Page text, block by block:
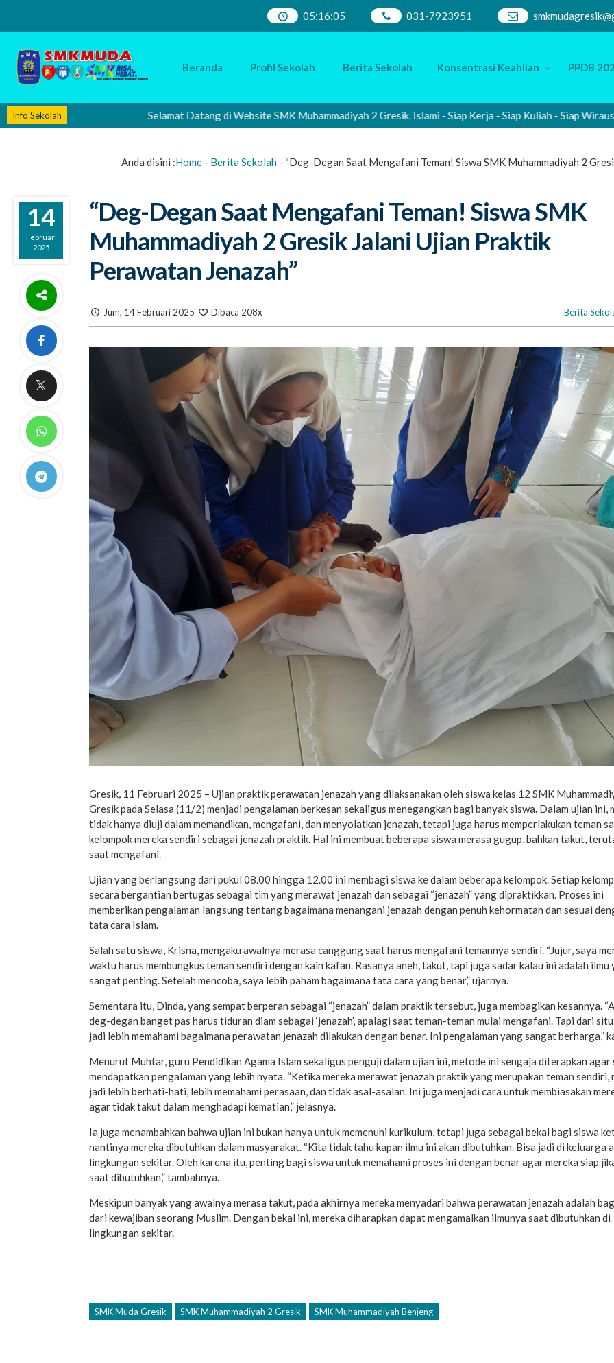
05:16:06 031-7923951
Beranda Profil Sekolah Berita Sekolah Konsentrasi Keahlian PPDB
Info Sekolah Selamat Datang di Website SMK Muhammadiyah 2 Gresik. Islami - Siap Kerja - Siap Kuliah - Siap Wirausaha
Anda disini :Home- Berita Sekolah- “Deg-Degan Saat Mengafani Teman! Siswa SMK Muhammadiyah 2
14
Februari
2025
“Deg-Degan Saat Mengafani Teman! Siswa SMK
Muhammadiyah 2 Gresik Jalani Ujian Praktik
Perawatan Jenazah”
Jum, 14 Februari 2025 Dibaca 208x Berita
Gresik, 11 Februari 2025 – Ujian praktik perawatan jenazah yang dilaksanakan oleh siswa kelas 12 SMK
Gresik pada Selasa (11/2) menjadi pengalaman berkesan sekaligus menegangkan bagi banyak siswa. Dalam ujian ini,
tidak hanya diuji dalam memandikan, mengafani, dan menyolatkan jenazah, tetapi juga harus memperlakukan teman
kelompok mereka sendiri sebagai jenazah praktik. Hal ini membuat beberapa siswa merasa gugup, bahkan takut,
saat mengafani.
Ujian yang berlangsung dari pukul 08.00 hingga 12.00 ini membagi siswa ke dalam beberapa kelompok. Setiap
secara bergantian bertugas sebagai tim yang merawat jenazah dan sebagai “jenazah” yang dipraktikkan. Proses ini
memberikan pengalaman langsung tentang bagaimana menangani jenazah dengan penuh kehormatan dan sesuai
tata cara Islam.
Salah satu siswa, Krisna, mengaku awalnya merasa canggung saat harus mengafani temannya sendiri. “Jujur, saya
waktu harus membungkus teman sendiri dengan kain kafan. Rasanya aneh, takut, tapi juga sadar kalau ini adalah ilmu
sangat penting. Setelah mencoba, saya lebih paham bagaimana tata cara yang benar,” ujarnya.
Sementara itu, Dinda, yang sempat berperan sebagai “jenazah” dalam praktik tersebut, juga membagikan kesannya.
deg-degan banget pas harus tiduran diam sebagai ‘jenazah’, apalagi saat teman-teman mulai mengafani. Tapi dari
jadi lebih memahami bagaimana perawatan jenazah dilakukan dengan benar. Ini pengalaman yang sangat berharga,”
Menurut Muhtar, guru Pendidikan Agama Islam sekaligus penguji dalam ujian ini, metode ini sengaja diterapkan agar
mendapatkan pengalaman yang lebih nyata. “Ketika mereka merawat jenazah praktik yang merupakan teman sendiri,
jadi lebih berhati-hati, lebih memahami perasaan, dan tidak asal-asalan. Ini juga menjadi cara untuk membiasakan
agar tidak takut dalam menghadapi kematian,” jelasnya.
Ia juga menambahkan bahwa ujian ini bukan hanya untuk memenuhi kurikulum, tetapi juga sebagai bekal bagi siswa
nantinya mereka dibutuhkan dalam masyarakat. “Kita tidak tahu kapan ilmu ini akan dibutuhkan. Bisa jadi di keluarga
lingkungan sekitar. Oleh karena itu, penting bagi siswa untuk memahami proses ini dengan benar agar mereka siap
saat dibutuhkan,” tambahnya.
Meskipun banyak yang awalnya merasa takut, pada akhirnya mereka menyadari bahwa perawatan jenazah adalah
dari kewajiban seorang Muslim. Dengan bekal ini, mereka diharapkan dapat mengamalkan ilmunya saat dibutuhkan di
lingkungan sekitar.
SMK Muda Gresik SMK Muhammadiyah 2 Gresik SMK Muhammadiyah Benjeng